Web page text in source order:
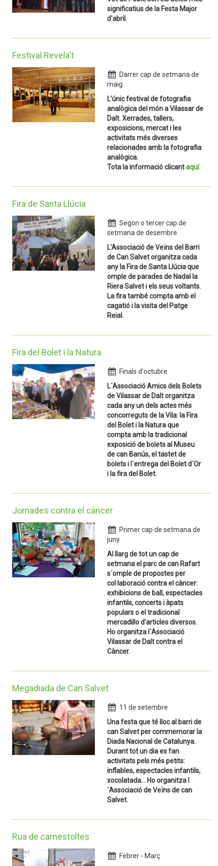
significatius de la Festa Major
d'abril.
Festival Revela't
Darrer cap de setmana de
maig
L'únic festival de fotografia
analògica del món a Vilassar de
Dalt. Xerrades, tallers,
exposicions, mercat i les
activitats més diverses
relacionades amb la fotografia
analògica.
Tota la informació clicantaquí.
Fira de Santa Llúcia
Segon o tercer cap de
setmana de desembre
L'Associació de Veïns del Barri
de Can Salvet organitza cada
any la Fira de Santa Llúcia que
omple de parades de Nadal la
Riera Salvet i els seus voltants.
La fira també compta amb el
cagatió i la visita del Patge
Reial.
Fira del Bolet i la Natura
Finals d'octubre
L´Associació Amics dels Bolets
de Vilassar de Dalt organitza
cada any un dels actes més
concorreguts de la Vila: la Fira
del Bolet i la Natura que
compta amb la tradicional
exposició de bolets al Museu
de can Banús, el tastet de
bolets i l´entrega del Bolet d´Or
i la fira del Bolet.
Jornades contra el càncer
Primer cap de setmana de
juny
Al llarg de tot un cap de
setmana el parc de can Rafart
s´omple de propostes per
col·laboració contra el càncer:
exhibicions de ball, espectacles
infantils, concerts i àpats
populars o el tradicional
mercadillo d'articles diversos.
Ho organitza l´Associació
Vilassar de Dalt contra el
Càncer.
Megadiada de Can Salvet
11 de setembre
Una festa que té lloc al barri de
can Salvet per commemorar la
Diada Nacional de Catalunya.
Durant tot un dia es fan
activitats pels més petits:
inflables, espectacles infantils,
xocolatada... Ho organitza l
´Associació de Veïns de can
Salvet.
Rua de carnestoltes
Febrer - Març